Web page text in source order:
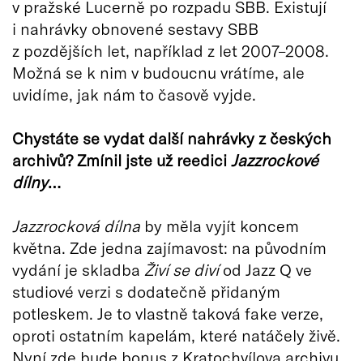
v pražské Lucerně po rozpadu SBB. Existují
i nahrávky obnovené sestavy SBB
z pozdějších let, například z let 2007–2008.
Možná se k nim v budoucnu vrátíme, ale
uvidíme, jak nám to časově vyjde.
Chystáte se vydat další nahrávky z českých
archivů? Zmínil jste už reedici Jazzrockové
dílny…
Jazzrocková dílna by měla vyjít koncem
května. Zde jedna zajímavost: na původním
vydání je skladba Živí se divíod Jazz Q ve
studiové verzi s dodatečně přidaným
potleskem. Je to vlastně taková fake verze,
oproti ostatním kapelám, které natáčely živě.
Nyní zde bude bonus z Kratochvílova archivu,